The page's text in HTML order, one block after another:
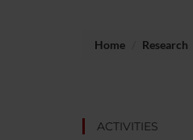
Home Research
ACTIVITIES